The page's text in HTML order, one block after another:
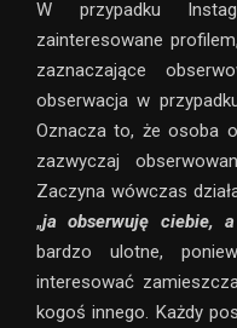
W przypadku
zainteresowane
zaznaczające
obserwacja w
Oznacza to, że osoba
zazwyczaj
Zaczyna wówczas
„ja obserwuję ciebie,
bardzo ulotne,
interesować
kogoś innego. Każdy